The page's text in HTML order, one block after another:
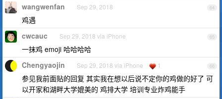
64
wangwenfan Sep 29, 2018
鸡遇
65
cwcauc Sep 29, 2018 via iPhone
一抹鸡 emoji 哈哈哈哈
66
Chengyaojin Sep 29, 2018 via iPhone 1
参见我前面贴的回复 其实我在想以后说不定你的鸡做的好了 可
以开家和湖畔大学媲美的 鸡排大学 培训专业炸鸡能手